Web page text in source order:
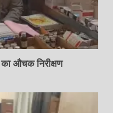
का औचक निरीक्षण